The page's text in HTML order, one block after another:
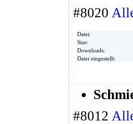
#8020
Datei:
Size:
Downloads:
Datei eingestellt:
#8012